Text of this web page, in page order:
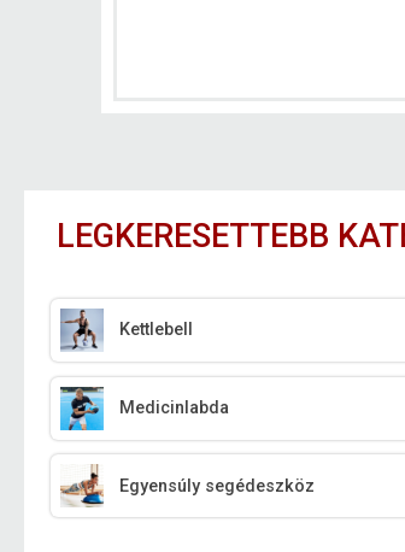
LEGKERESETTEBB
Kettlebell
Medicinlabda
Egyensúly segédeszköz